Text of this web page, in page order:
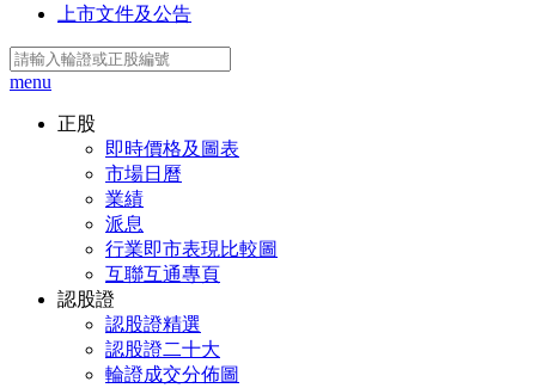
上市文件及公告
menu
正股
即時價格及圖表
市場日曆
業績
派息
行業即市表現比較圖
互聯互通專頁
認股證
認股證精選
認股證二十大
輪證成交分佈圖